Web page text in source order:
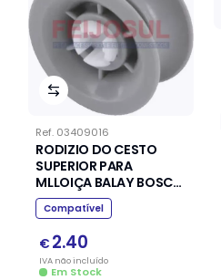
Ref. 03409016
RODIZIO DO CESTO
SUPERIOR PARA
MLLOIÇA BALAY BOSCH
SIEMENS
Compatível
€ 2.40
IVA nãoincluído
Em Stock